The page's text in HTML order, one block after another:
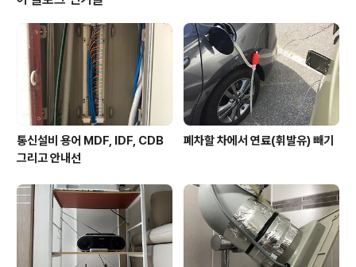
아있기에 오늘 Google의 한국 웹사이트엔 기념일 로고
이벤트가 벌어지고 있다. 늘 보던 관성 그대로 기념일과 관
계된 것으로 Google이라는 글자를 형상화시켰다는 점에
서는 여느 로고 이벤트와 다를 바 없다. 다만 한글을 사용하
는 우리에게는 이런 한글 자음의..
통신설비 용어 MDF, IDF, CDB
그리고 안내선
폐차할 차에서 연료(휘발유) 빼기